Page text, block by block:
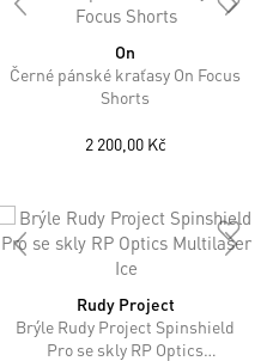
On
Černé pánské kraťasy On Focus
Shorts
2 200,00 Kč
Rudy Project
Brýle Rudy Project Spinshield
Pro se skly RP Optics